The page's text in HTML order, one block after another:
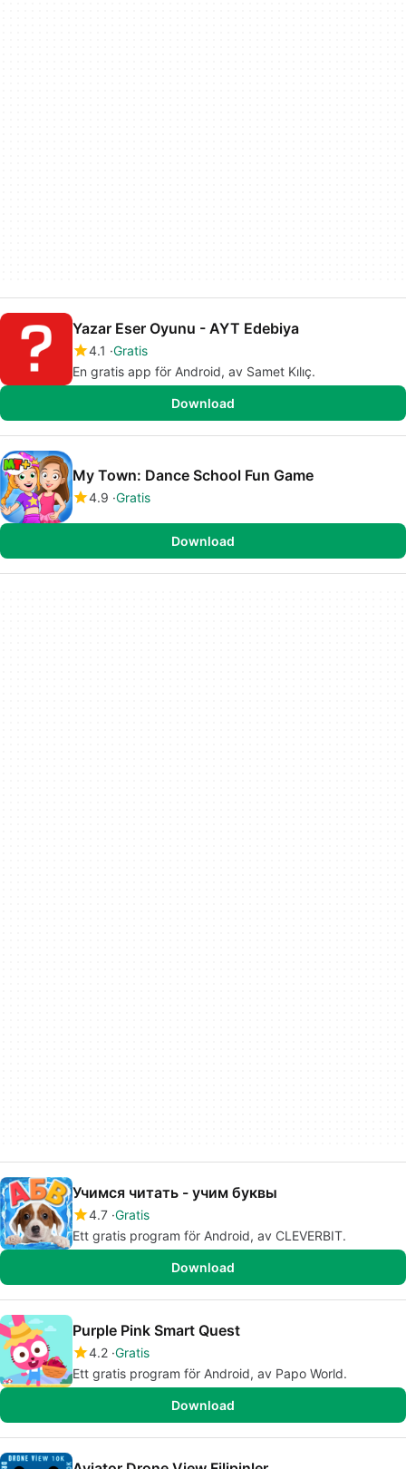
Yazar Eser Oyunu - AYT Edebiya
4.1 Gratis
En gratis app för Android, av Samet Kılıç.
Download
My Town: Dance School Fun Game
4.9 Gratis
Download
Учимся читать - учим буквы
4.7 Gratis
Ett gratis program för Android, av CLEVERBIT.
Download
Purple Pink Smart Quest
4.2 Gratis
Ett gratis program för Android, av Papo World.
Download